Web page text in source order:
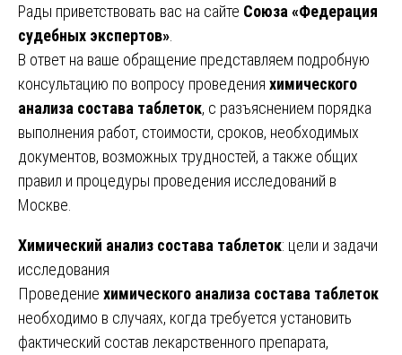
Рады приветствовать вас на сайте Союза «Федерация
судебных экспертов»
В ответ на ваше обращение представляем подробную
консультацию по вопросу проведения химического
анализа состава таблеток, с разъяснением порядка
выполнения работ, стоимости, сроков, необходимых
документов, возможных трудностей, а также общих
правил и процедуры проведения исследований в
Москве.
Химический анализ состава таблеток: цели и задачи
исследования
Проведение химического анализа состава таблеток
необходимо в случаях, когда требуется установить
фактический состав лекарственного препарата,